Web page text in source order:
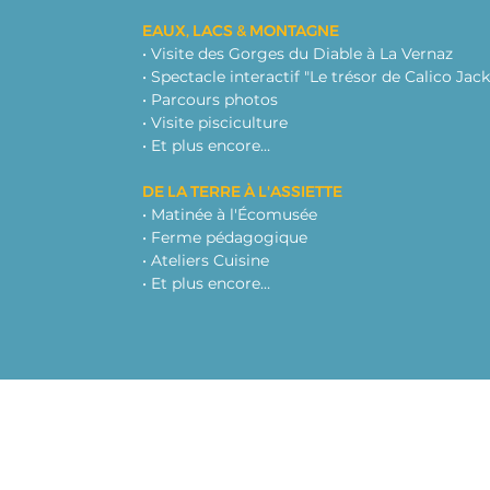
EAUX, LACS & MONTAGNE
• Visite des Gorges du Diable à La Vernaz
• Spectacle interactif "Le trésor de Calico
• Parcours photos
• Visite pisciculture
• Et plus encore…
DE LA TERRE À L'ASSIETTE
• Matinée à l'Écomusée
• Ferme pédagogique
• Ateliers Cuisine
• Et plus encore…